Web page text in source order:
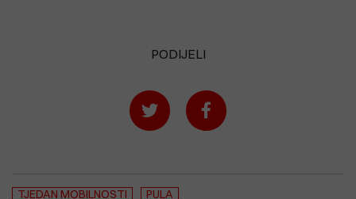
PODIJELI
TJEDAN MOBILNOSTI PULA